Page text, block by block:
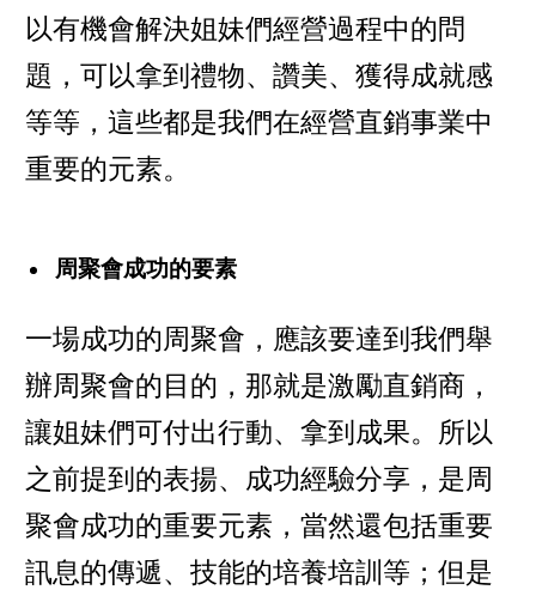
以有機會解決姐妹們經營過程中的問
題，可以拿到禮物、讚美、獲得成就感
等等，這些都是我們在經營直銷事業中
重要的元素。
周聚會成功的要素
一場成功的周聚會，應該要達到我們舉
辦周聚會的目的，那就是激勵直銷商，
讓姐妹們可付出行動、拿到成果。所以
之前提到的表揚、成功經驗分享，是周
聚會成功的重要元素，當然還包括重要
訊息的傳遞、技能的培養培訓等；但是